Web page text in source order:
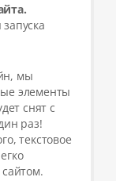
мы
элементы
снят с
раз!
текстовое